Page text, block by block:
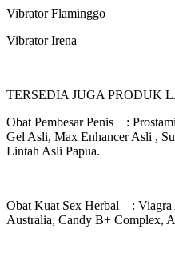
Vibrator Flaminggo
Vibrator Irena
TERSEDIA JUGA PRODUK
Obat Pembesar Penis :
Gel Asli, Max Enhancer Asli ,
Lintah Asli Papua.
Obat Kuat Sex Herbal : Viagra
Australia, Candy B+ Complex,